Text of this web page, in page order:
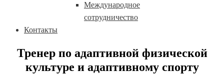
Международное
сотрудничество
Контакты
Тренер по адаптивной физической
культуре и адаптивному спорту